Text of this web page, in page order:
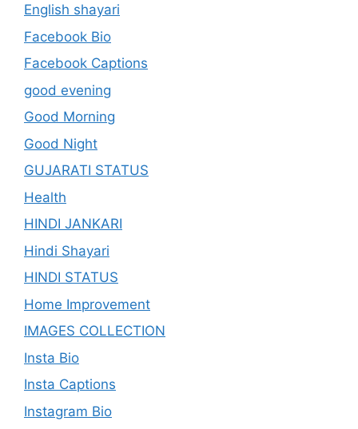
English shayari
Facebook Bio
Facebook Captions
good evening
Good Morning
Good Night
GUJARATI STATUS
Health
HINDI JANKARI
Hindi Shayari
HINDI STATUS
Home Improvement
IMAGES COLLECTION
Insta Bio
Insta Captions
Instagram Bio